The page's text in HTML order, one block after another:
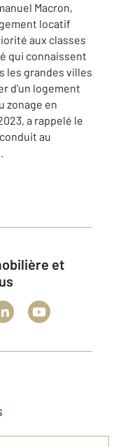
Macron,
locatif
aux classes
qui connaissent
les grandes villes
d'un logement
zonage en
a rappelé le
au